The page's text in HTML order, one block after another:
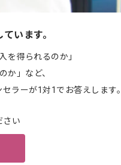
います。
を得られるのか」
か」など、
ラーが1対1でお答えします。
さい